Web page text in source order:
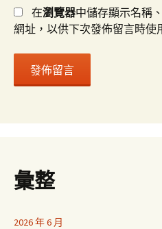
在瀏覽器中儲存顯示名稱
網址，以供下次發佈留言時使
彙整
2026 年 6 月